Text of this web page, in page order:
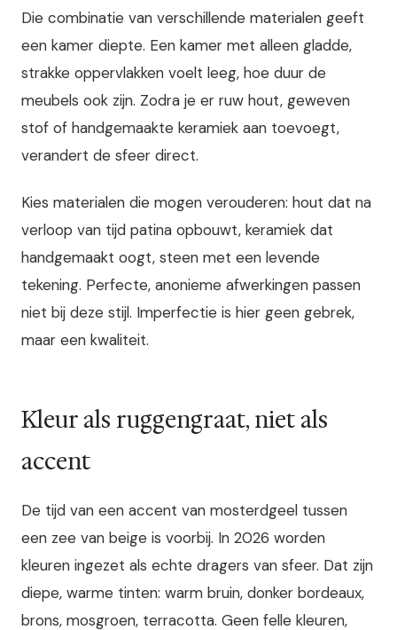
Die combinatie van verschillende materialen geeft
een kamer diepte. Een kamer met alleen gladde,
strakke oppervlakken voelt leeg, hoe duur de
meubels ook zijn. Zodra je er ruw hout, geweven
stof of handgemaakte keramiek aan toevoegt,
verandert de sfeer direct.
Kies materialen die mogen verouderen: hout dat na
verloop van tijd patina opbouwt, keramiek dat
handgemaakt oogt, steen met een levende
tekening. Perfecte, anonieme afwerkingen passen
niet bij deze stijl. Imperfectie is hier geen gebrek,
maar een kwaliteit.
Kleur als ruggengraat, niet als
accent
De tijd van een accent van mosterdgeel tussen
een zee van beige is voorbij. In 2026 worden
kleuren ingezet als echte dragers van sfeer. Dat zijn
diepe, warme tinten: warm bruin, donker bordeaux,
brons, mosgroen, terracotta. Geen felle kleuren,